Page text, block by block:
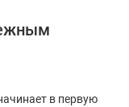
в первую